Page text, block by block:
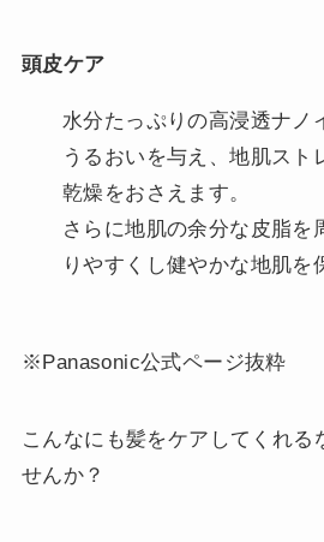
頭皮ケア
水分たっぷりの高浸透ナノ
うるおいを与え、地肌スト
乾燥をおさえます。
さらに地肌の余分な皮脂を
りやすくし健やかな地肌を
※Panasonic公式ページ抜粋
こんなにも髪をケアしてくれる
せんか？